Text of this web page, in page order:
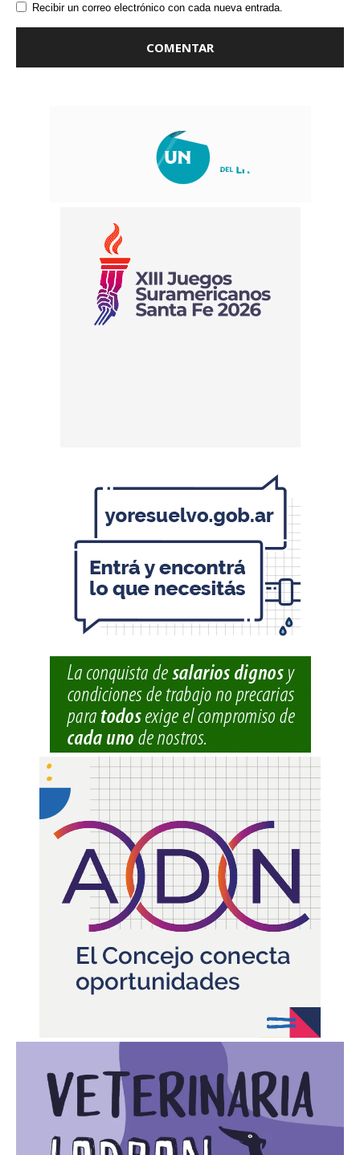
Recibir un correo electrónico con cada nueva entrada.